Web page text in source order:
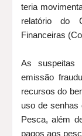
teria
relatório do
Financeiras
As suspeitas
emissão
recursos do
uso de senhas
Pesca, além
pagos aos